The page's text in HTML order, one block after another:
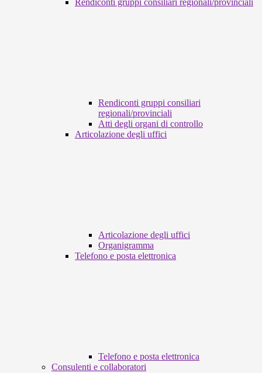
Rendiconti gruppi consiliari regionali/provinciali
Rendiconti gruppi consiliari
regionali/provinciali
Atti degli organi di controllo
Articolazione degli uffici
Articolazione degli uffici
Organigramma
Telefono e posta elettronica
Telefono e posta elettronica
Consulenti e collaboratori